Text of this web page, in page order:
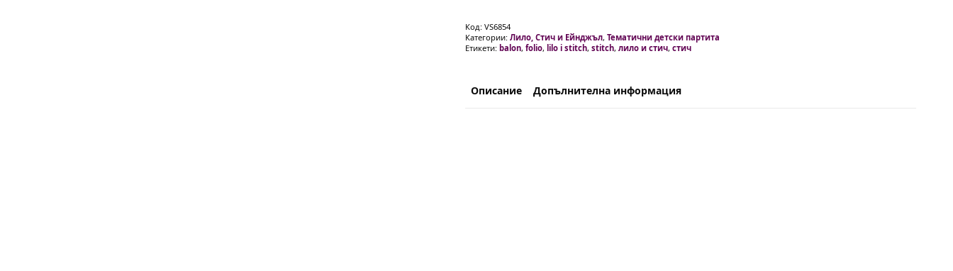
&
Stitch)
-
5
Код: VS6854
Категории: Лило, Стич и Ейнджъл, Тематични детски партита
Етикети: balon, folio, lilo i stitch, stitch, лило и стич, стич
Описание Допълнителна информация